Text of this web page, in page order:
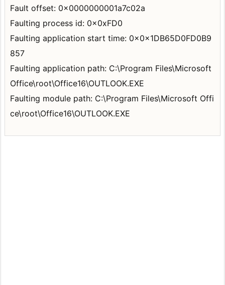
Fault offset: 0x0000000001a7c02a
Faulting process id: 0x0xFD0
Faulting application start time: 0x0x1DB65D0FD0B9
857
Faulting application path: C:\Program Files\Microsoft
Office\root\Office16\OUTLOOK.EXE
Faulting module path: C:\Program Files\Microsoft Offi
ce\root\Office16\OUTLOOK.EXE